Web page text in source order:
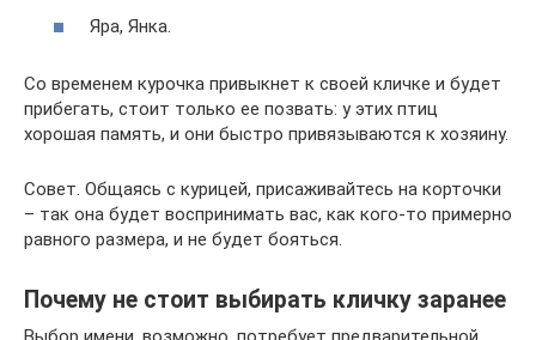
Яра, Янка.
Со временем курочка привыкнет к своей кличке и будет
прибегать, стоит только ее позвать: у этих птиц
хорошая память, и они быстро привязываются к хозяину.
Совет. Общаясь с курицей, присаживайтесь на корточки
– так она будет воспринимать вас, как кого-то примерно
равного размера, и не будет бояться.
Почему не стоит выбирать кличку заранее